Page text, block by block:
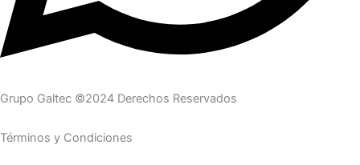
Grupo Galtec ©2024 Derechos Reservados
Términos y Condiciones